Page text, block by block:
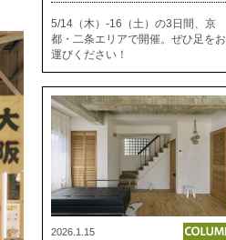
5/14（木）-16（土）の3日間、京
都・二条エリアで開催。ぜひ足をお
運びください！
2026.1.15